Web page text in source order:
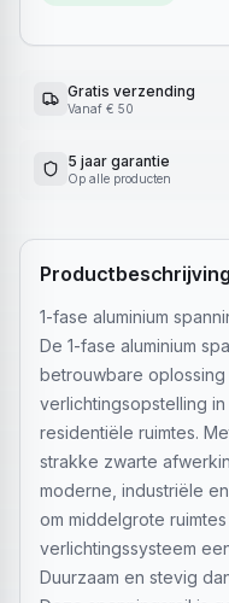
Gratis verzending
Vanaf € 50
5 jaar garantie
Op alle producten
Productbeschrijving
1-fase aluminium
De 1-fase aluminium
betrouwbare
verlichtingsopstelling
residentiële ruimtes.
strakke zwarte
moderne, industriële
om middelgrote
verlichtingssysteem
Duurzaam en stevig